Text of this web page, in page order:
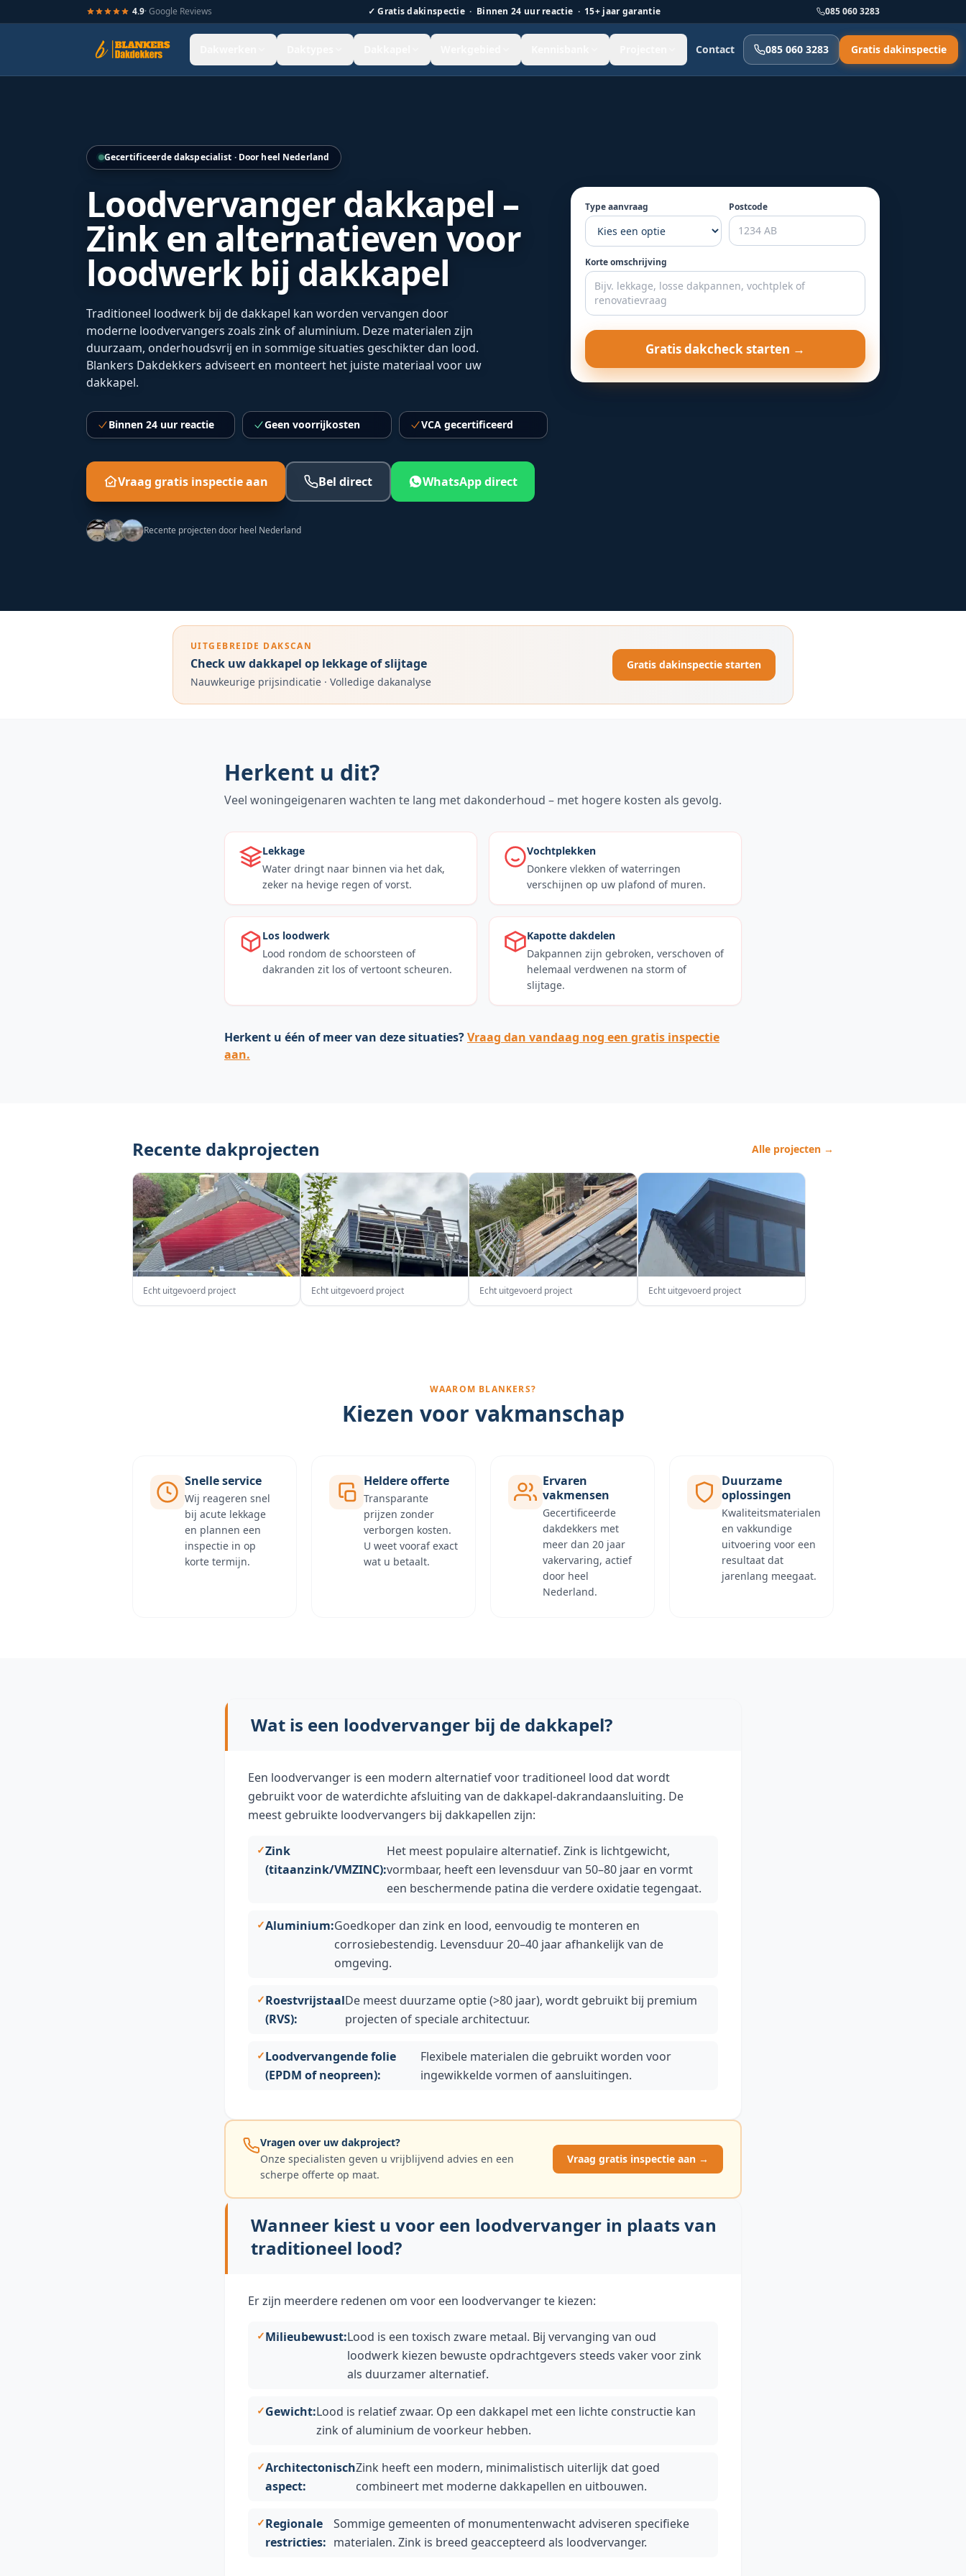
4.9· Google Reviews ✓Gratis dakinspectie · Binnen 24 uur reactie · 15+ jaar garantie 085 060 3283
Contact 085 060 3283 Gratis dakinspectie
Gecertificeerde dakspecialist · Door heel Nederland
Loodvervanger dakkapel –
Zink en alternatieven voor
loodwerk bij dakkapel
Traditioneel loodwerk bij de dakkapel kan worden vervangen door
moderne loodvervangers zoals zink of aluminium. Deze materialen zijn
duurzaam, onderhoudsvrij en in sommige situaties geschikter dan lood.
Blankers Dakdekkers adviseert en monteert het juiste materiaal voor uw
dakkapel.
Binnen 24 uur reactie Geen voorrijkosten VCA gecertificeerd
Vraag gratis inspectie aan Bel direct WhatsApp direct
Recente projecten door heel Nederland
Type aanvraag Postcode
Korte omschrijving
Gratis dakcheck starten →
UITGEBREIDE DAKSCAN
Check uw dakkapel op lekkage of slijtage
Nauwkeurige prijsindicatie · Volledige dakanalyse
Gratis dakinspectie starten
Herkent u dit?
Veel woningeigenaren wachten te lang met dakonderhoud – met hogere kosten als gevolg.
Lekkage
Water dringt naar binnen via het dak,
zeker na hevige regen of vorst.
Vochtplekken
Donkere vlekken of waterringen
verschijnen op uw plafond of muren.
Los loodwerk
Lood rondom de schoorsteen of
dakranden zit los of vertoont scheuren.
Kapotte dakdelen
Dakpannen zijn gebroken, verschoven of
helemaal verdwenen na storm of
slijtage.
Herkent u één of meer van deze situaties?Vraag dan vandaag nog een gratis inspectie
aan.
Recente dakprojecten Alle projecten →
Echt uitgevoerd project Echt uitgevoerd project Echt uitgevoerd project Echt uitgevoerd project
WAAROM BLANKERS?
Kiezen voor vakmanschap
Snelle service
Wij reageren snel
bij acute lekkage
en plannen een
inspectie in op
korte termijn.
Heldere offerte
Transparante
prijzen zonder
verborgen kosten.
U weet vooraf exact
wat u betaalt.
Ervaren
vakmensen
Gecertificeerde
dakdekkers met
meer dan 20 jaar
vakervaring, actief
door heel
Nederland.
Duurzame
oplossingen
Kwaliteitsmaterialen
en vakkundige
uitvoering voor een
resultaat dat
jarenlang meegaat.
Wat is een loodvervanger bij de dakkapel?
Een loodvervanger is een modern alternatief voor traditioneel lood dat wordt
gebruikt voor de waterdichte afsluiting van de dakkapel-dakrandaansluiting. De
meest gebruikte loodvervangers bij dakkapellen zijn:
Zink
(titaanzink/VMZINC):
Het meest populaire alternatief. Zink is lichtgewicht,
vormbaar, heeft een levensduur van 50–80 jaar en vormt
een beschermende patina die verdere oxidatie tegengaat.
Aluminium:Goedkoper dan zink en lood, eenvoudig te monteren en
corrosiebestendig. Levensduur 20–40 jaar afhankelijk van de
omgeving.
Roestvrijstaal
(RVS):
De meest duurzame optie (>80 jaar), wordt gebruikt bij premium
projecten of speciale architectuur.
Loodvervangende folie
(EPDM of neopreen):
Flexibele materialen die gebruikt worden voor
ingewikkelde vormen of aansluitingen.
Vragen over uw dakproject?
Onze specialisten geven u vrijblijvend advies en een
scherpe offerte op maat.
Vraag gratis inspectie aan →
Wanneer kiest u voor een loodvervanger in plaats van
traditioneel lood?
Er zijn meerdere redenen om voor een loodvervanger te kiezen:
Milieubewust:Lood is een toxisch zware metaal. Bij vervanging van oud
loodwerk kiezen bewuste opdrachtgevers steeds vaker voor zink
als duurzamer alternatief.
Gewicht:Lood is relatief zwaar. Op een dakkapel met een lichte constructie kan
zink of aluminium de voorkeur hebben.
Architectonisch
aspect:
Zink heeft een modern, minimalistisch uiterlijk dat goed
combineert met moderne dakkapellen en uitbouwen.
Regionale
restricties:
Sommige gemeenten of monumentenwacht adviseren specifieke
materialen. Zink is breed geaccepteerd als loodvervanger.